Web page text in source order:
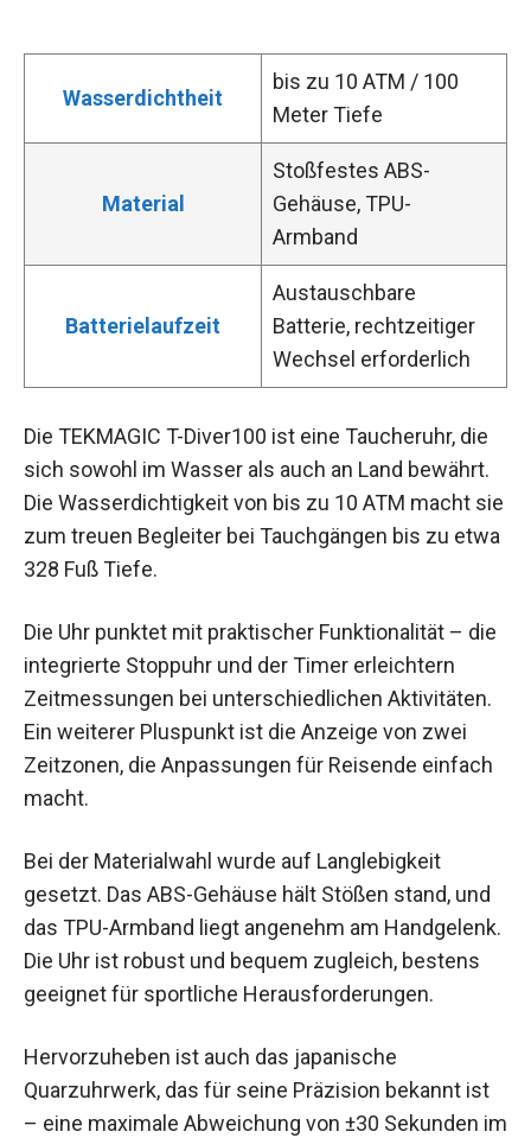
Wasserdichtheit
bis zu 10 ATM / 100
Meter Tiefe
Material
Stoßfestes ABS-
Gehäuse, TPU-
Armband
Batterielaufzeit
Austauschbare
Batterie, rechtzeitiger
Wechsel erforderlich
Die TEKMAGIC T-Diver100 ist eine Taucheruhr, die
sich sowohl im Wasser als auch an Land bewährt.
Die Wasserdichtigkeit von bis zu 10 ATM macht sie
zum treuen Begleiter bei Tauchgängen bis zu etwa
328 Fuß Tiefe.
Die Uhr punktet mit praktischer Funktionalität – die
integrierte Stoppuhr und der Timer erleichtern
Zeitmessungen bei unterschiedlichen Aktivitäten.
Ein weiterer Pluspunkt ist die Anzeige von zwei
Zeitzonen, die Anpassungen für Reisende einfach
macht.
Bei der Materialwahl wurde auf Langlebigkeit
gesetzt. Das ABS-Gehäuse hält Stößen stand, und
das TPU-Armband liegt angenehm am Handgelenk.
Die Uhr ist robust und bequem zugleich, bestens
geeignet für sportliche Herausforderungen.
Hervorzuheben ist auch das japanische
Quarzuhrwerk, das für seine Präzision bekannt ist
– eine maximale Abweichung von ±30 Sekunden im